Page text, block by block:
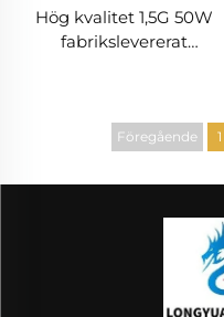
Hög kvalitet 1,5G 50W
fabrikslevererat
Föregående 1